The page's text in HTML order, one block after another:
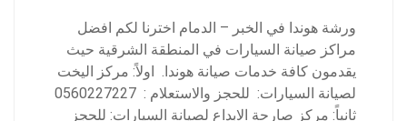
ورشة هوندا في الخبر – الدمام اخترنا لكم افضل
مراكز صيانة السيارات في المنطقة الشرقية حيث
يقدمون كافة خدمات صيانة هوندا. اولاً: مركز اليخت
لصيانة السيارات: للحجز والاستعلام : 0560227227
ثانياً: مركز صارحة الابداع لصيانة السيارات: للحجز